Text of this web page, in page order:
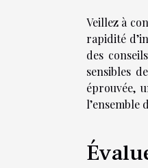
Veillez à
rapidité
des
sensibles
éprouvée,